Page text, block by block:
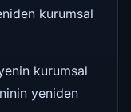
kurumsal
kurumsal
yeniden